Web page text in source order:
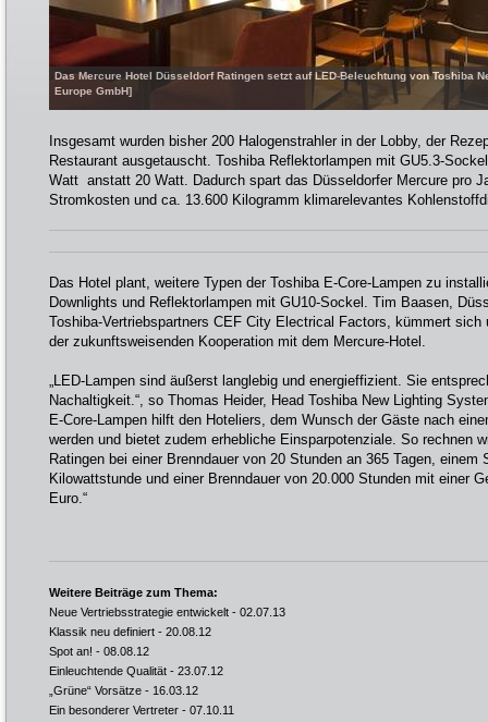
Das Mercure Hotel Düsseldorf Ratingen setzt auf LED-Beleuchtung von Toshiba
Europe GmbH]
Insgesamt wurden bisher 200 Halogenstrahler in der Lobby, der
Restaurant ausgetauscht. Toshiba Reflektorlampen mit GU5.3-
Watt anstatt 20 Watt. Dadurch spart das Düsseldorfer Mercure pro
Stromkosten und ca. 13.600 Kilogramm klimarelevantes
Das Hotel plant, weitere Typen der Toshiba E-Core-Lampen zu
Downlights und Reflektorlampen mit GU10-Sockel. Tim Baasen,
Toshiba-Vertriebspartners CEF City Electrical Factors, kümmert sich
der zukunftsweisenden Kooperation mit dem Mercure-Hotel.
„LED-Lampen sind äußerst langlebig und energieffizient. Sie
Nachaltigkeit.“, so Thomas Heider, Head Toshiba New Lighting
E-Core-Lampen hilft den Hoteliers, dem Wunsch der Gäste nach
werden und bietet zudem erhebliche Einsparpotenziale. So rechnen
Ratingen bei einer Brenndauer von 20 Stunden an 365 Tagen, einem
Kilowattstunde und einer Brenndauer von 20.000 Stunden mit einer
Euro.“
Weitere Beiträge zum Thema:
Neue Vertriebsstrategie entwickelt - 02.07.13
Klassik neu definiert - 20.08.12
Spot an! - 08.08.12
Einleuchtende Qualität - 23.07.12
„Grüne“ Vorsätze - 16.03.12
Ein besonderer Vertreter - 07.10.11